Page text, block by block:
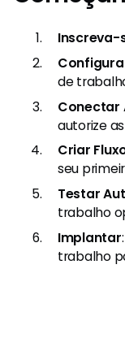
Inscreva-
de
Conectar
autorize
Criar
seu
Testar
trabalho
Implantar
trabalho